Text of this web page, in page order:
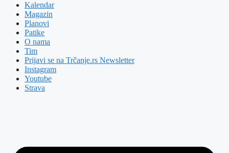
Kalendar
Magazin
Planovi
Patike
O nama
Tim
Prijavi se na Trčanje.rs Newsletter
Instagram
Youtube
Strava